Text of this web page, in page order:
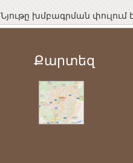
Նյութը խմբագրման փուլում է
Քարտեզ